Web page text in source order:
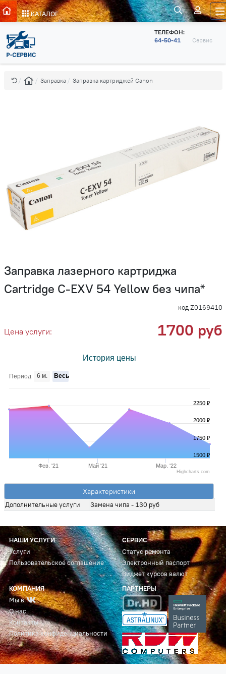
КАТАЛОГ
ТЕЛЕФОН:
64-50-41
Сервис
Заправка Заправка картриджей Canon
Заправка лазерного картриджа
Cartridge C-EXV 54 Yellow без чипа*
код Z0169410
Цена услуги: 1700 руб
История цены
Фев. '21 Май '21 Мар. '22
2000 ₽
1500 ₽
1750 ₽
2250 ₽
Период 6 м. Весь
Highcharts.com
Характеристики
Дополнительные услуги Замена чипа - 130 руб
НАШИ УСЛУГИ
Услуги
Пользовательское соглашение
СЕРВИС
Статус ремонта
Электронный паспорт
Виджет курсов валют
КОМПАНИЯ
Мы в
О нас
Контакты
Политика конфиденциальности
ПАРТНЕРЫ